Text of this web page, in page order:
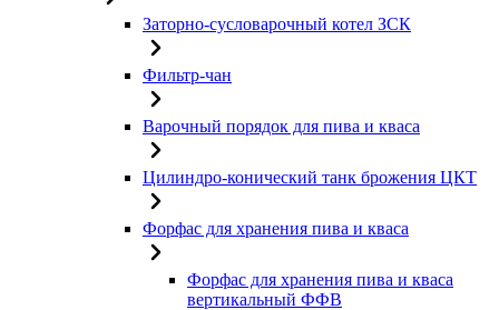
Заторно-сусловарочный котел ЗСК
Фильтр-чан
Варочный порядок для пива и кваса
Цилиндро-конический танк брожения ЦКТ
Форфас для хранения пива и кваса
Форфас для хранения пива и кваса
вертикальный ФФВ